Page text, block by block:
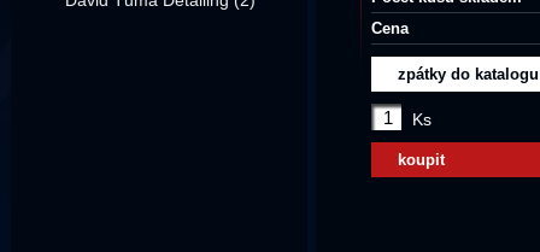
Cena
zpátky do katalogu
Ks
koupit